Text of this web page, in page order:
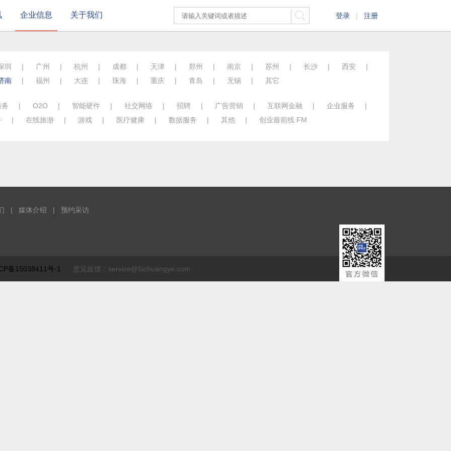
企业信息 关于我们 登录 | 注册
圳 | 广州 | 杭州 | 成都 | 天津 | 郑州 | 南京 | 苏州 | 长沙 | 西安
|
南 | 福州 | 大连 | 珠海 | 重庆 | 青岛 | 无锡 | 其它
| O2O | 智能硬件 | 社交网络 | 招聘 | 广告营销 | 互联网金融 | 企业服务
|
| 在线旅游 | 游戏 | 医疗健康 | 数据服务 | 其他 | 创业最前线 FM
| 媒体介绍 | 预约采访
备15038411号-1 意见反馈：service@5ichuangye.com